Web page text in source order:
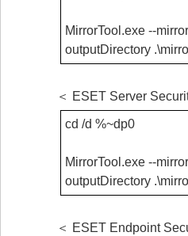
MirrorTool.exe --
outputDirectory
＜ ESET Server
cd /d %~dp0
MirrorTool.exe --
outputDirectory
＜ ESET Endpoint